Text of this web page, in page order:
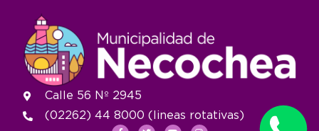
Calle 56 Nº 2945
(02262) 44 8000 (lineas rotativas)